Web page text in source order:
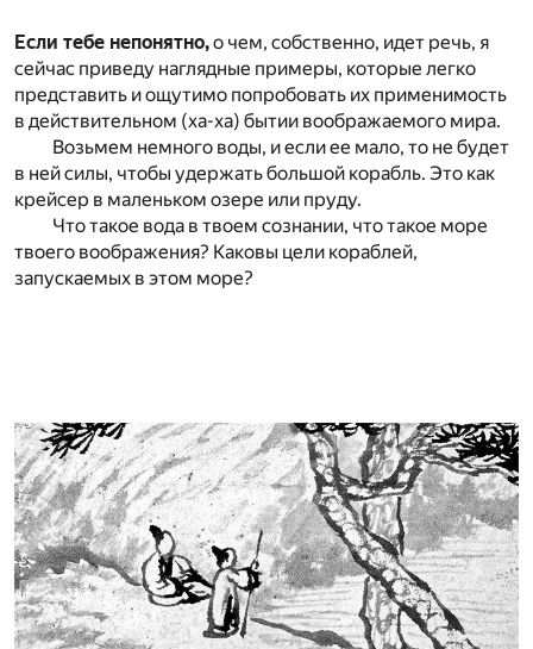
Если тебе непонятно,о чем, собственно, идет речь, я
сейчас приведу наглядные примеры, которые легко
представить и ощутимо попробовать их применимость
в действительном (ха-ха) бытии воображаемого мира.
Возьмем немного воды, и если ее мало, то не будет
в ней силы, чтобы удержать большой корабль. Это как
крейсер в маленьком озере или пруду.
Что такое вода в твоем сознании, что такое море
твоего воображения? Каковы цели кораблей,
запускаемых в этом море?